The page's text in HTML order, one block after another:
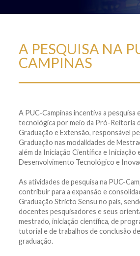
A PESQUISA NA
CAMPINAS
A PUC-Campinas incentiva a pesquisa
tecnológica por meio da Pró-Reitoria
Graduação e Extensão, responsável
Graduação nas modalidades de
além da Iniciação Científica e Iniciação
Desenvolvimento Tecnológico e
As atividades de pesquisa na PUC-
contribuir para a expansão e
Graduação Stricto Sensu no país,
docentes pesquisadores e seus
mestrado, iniciação científica, de
tutorial e de trabalhos de conclusão
graduação.